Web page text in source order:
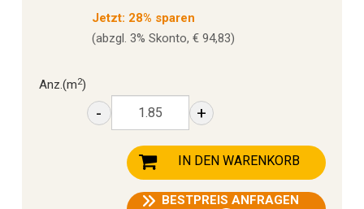
Jetzt: 28% sparen
(abzgl. 3% Skonto, € 94,83)
Anz.(m2)
- +
IN DEN WARENKORB
BESTPREIS ANFRAGEN